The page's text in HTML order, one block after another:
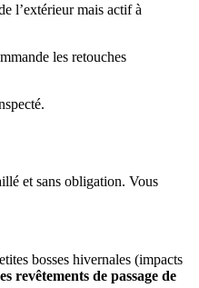
l’extérieur mais actif à
les retouches
et sans obligation. Vous
bosses hivernales (impacts
revêtements de passage de